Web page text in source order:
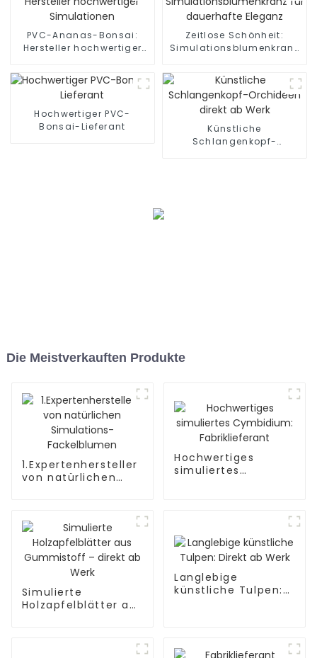
PVC-Ananas-Bonsai:
Hersteller hochwertiger
Zeitlose Schönheit:
Simulationsblumenkranz
Hochwertiger PVC-
Bonsai-Lieferant
Künstliche
Schlangenkopf-
Die Meistverkauften Produkte
1.Expertenhersteller
von natürlichen
Hochwertiges
simuliertes
Simulierte
Holzapfelblätter aus
Langlebige
künstliche Tulpen: